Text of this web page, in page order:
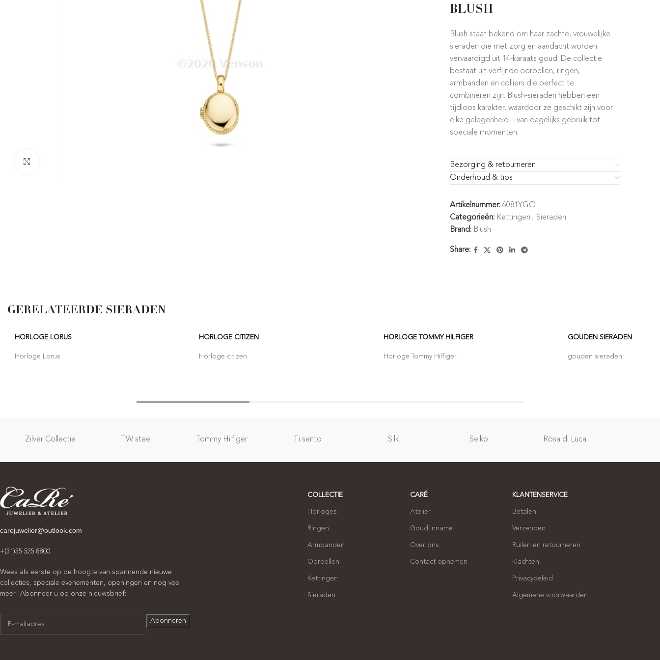
BLUSH
Blush staat bekend om haar zachte, vrouwelijke
sieraden die met zorg en aandacht worden
vervaardigd uit 14-karaats goud. De collectie
bestaat uit verfijnde oorbellen, ringen,
armbanden en colliers die perfect te
combineren zijn. Blush-sieraden hebben een
tijdloos karakter, waardoor ze geschikt zijn voor
elke gelegenheid—van dagelijks gebruik tot
speciale momenten.
Bezorging & retourneren
Onderhoud & tips
Artikelnummer: 6081YGO
Categorieën: Kettingen , Sieraden
Brand: Blush
Share:
GERELATEERDE SIERADEN
HORLOGE LORUS
Horloge Lorus
HORLOGE CITIZEN
Horloge citizen
HORLOGE TOMMY HILFIGER
Horloge Tommy Hilfiger
GOUDEN SIERADEN
gouden sieraden
Zilver Collectie TW steel Tommy Hilfiger Ti sento Silk Seiko Rosa di Luca
carejuwelier@outlook.com
+(31)35 525 8800
Wees als eerste op de hoogte van spannende nieuwe
collecties, speciale evenementen, openingen en nog veel
meer! Abonneer u op onze nieuwsbrief:
COLLECTIE
Horloges
Ringen
Armbanden
Oorbellen
Kettingen
Sieraden
CARÉ
Atelier
Goud inname
Over ons
Contact opnemen
KLANTENSERVICE
Betalen
Verzenden
Ruilen en retourneren
Klachten
Privacybeleid
Algemene voorwaarden